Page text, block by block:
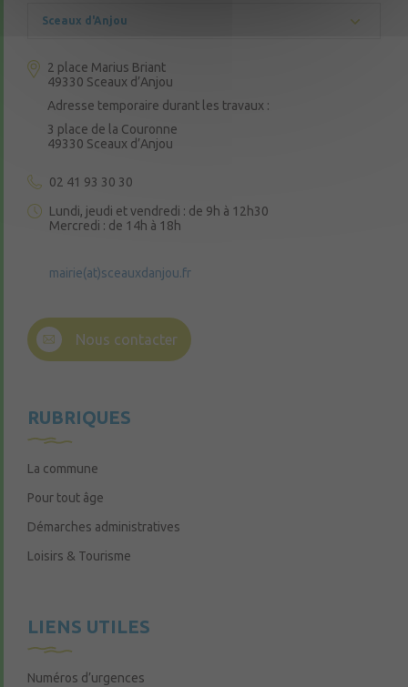
Sceaux d'Anjou
2 place Marius Briant
49330 Sceaux d’Anjou
Adresse temporaire durant les travaux :
3 place de la Couronne
49330 Sceaux d’Anjou
02 41 93 30 30
Lundi, jeudi et vendredi : de 9h à 12h30
Mercredi : de 14h à 18h
mairie(at)sceauxdanjou.fr
Nous contacter
RUBRIQUES
La commune
Pour tout âge
Démarches administratives
Loisirs & Tourisme
LIENS UTILES
Numéros d’urgences